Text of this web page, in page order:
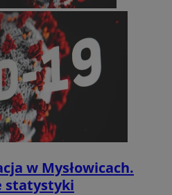
w Mysłowicach.
statystyki